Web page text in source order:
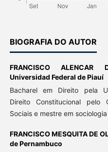
BIOGRAFIA DO AUTOR
FRANCISCO ALENCAR
Universidad Federal de Piauí
Bacharel em Direito pela
Direito Constitucional pelo
Sociais e mestre em
FRANCISCO MESQUITA DE
de Pernambuco